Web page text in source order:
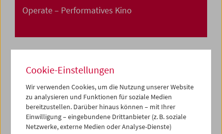
Operate – Performatives Kino
Cookie-Einstellungen
Wir verwenden Cookies, um die Nutzung unserer Website
zu analysieren und Funktionen für soziale Medien
bereitzustellen. Darüber hinaus können – mit Ihrer
Einwilligung – eingebundene Drittanbieter (z. B. soziale
Netzwerke, externe Medien oder Analyse-Dienste)